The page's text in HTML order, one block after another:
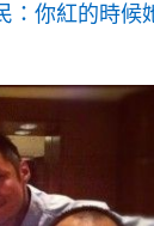
：你紅的時候